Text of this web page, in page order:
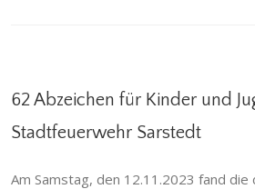
Stadtfeuerwehr Sarstedt
62 Abzeichen für Kinder und
Stadtfeuerwehr Sarstedt
Am Samstag, den 12.11.2023 fand